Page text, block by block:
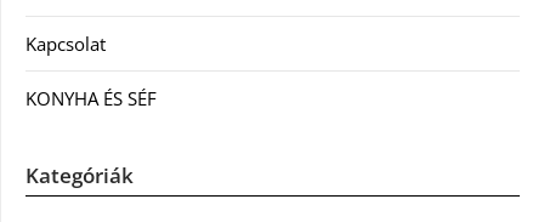
Kapcsolat
KONYHA ÉS SÉF
Kategóriák